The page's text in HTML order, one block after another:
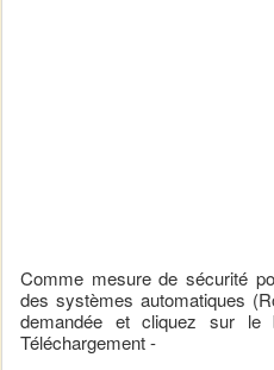
Comme mesure de sécurité
des systèmes automatiques
demandée et cliquez sur le
Téléchargement -